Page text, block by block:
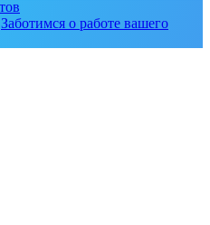
Заботимся о работе вашего